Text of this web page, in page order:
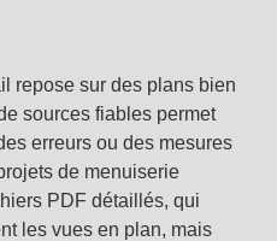
repose sur des plans bien
sources fiables permet
erreurs ou des mesures
de menuiserie
PDF détaillés, qui
les vues en plan, mais